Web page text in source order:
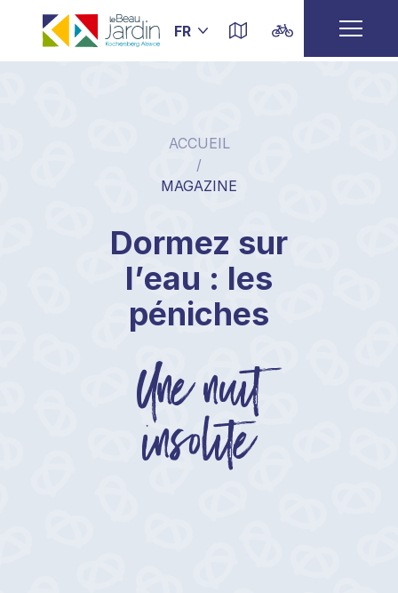
ACCUEIL
/
MAGAZINE
Dormez sur
l’eau : les
péniches
Une nuit
insolite